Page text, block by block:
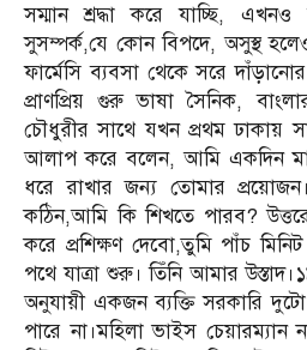
সম্মান শ্রদ্ধা করে যাচ্ছি, এখনও
সুসম্পর্ক,যে কোন বিপদে, অসুস্থ
ফার্মেসি ব্যবসা থেকে সরে
প্রাণপ্রিয় গুরু ভাষা সৈনিক,
চৌধুরীর সাথে যখন প্রথম ঢাকায়
আলাপ করে বলেন, আমি একদিন
ধরে রাখার জন্য তোমার
কঠিন,আমি কি শিখতে পারব?
করে প্রশিক্ষণ দেবো,তুমি পাঁচ
পথে যাত্রা শুরু। তিঁনি আমার
অনুযায়ী একজন ব্যক্তি সরকারি দুটো
পারে না।মহিলা ভাইস চেয়ারম্যান